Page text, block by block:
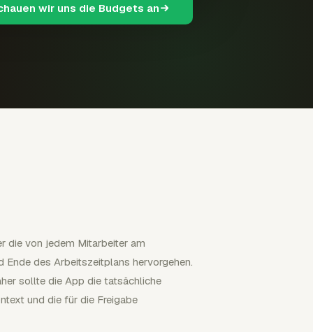
wir uns die Budgets an
die von jedem Mitarbeiter am
des Arbeitszeitplans hervorgehen.
sollte die App die tatsächliche
und die für die Freigabe